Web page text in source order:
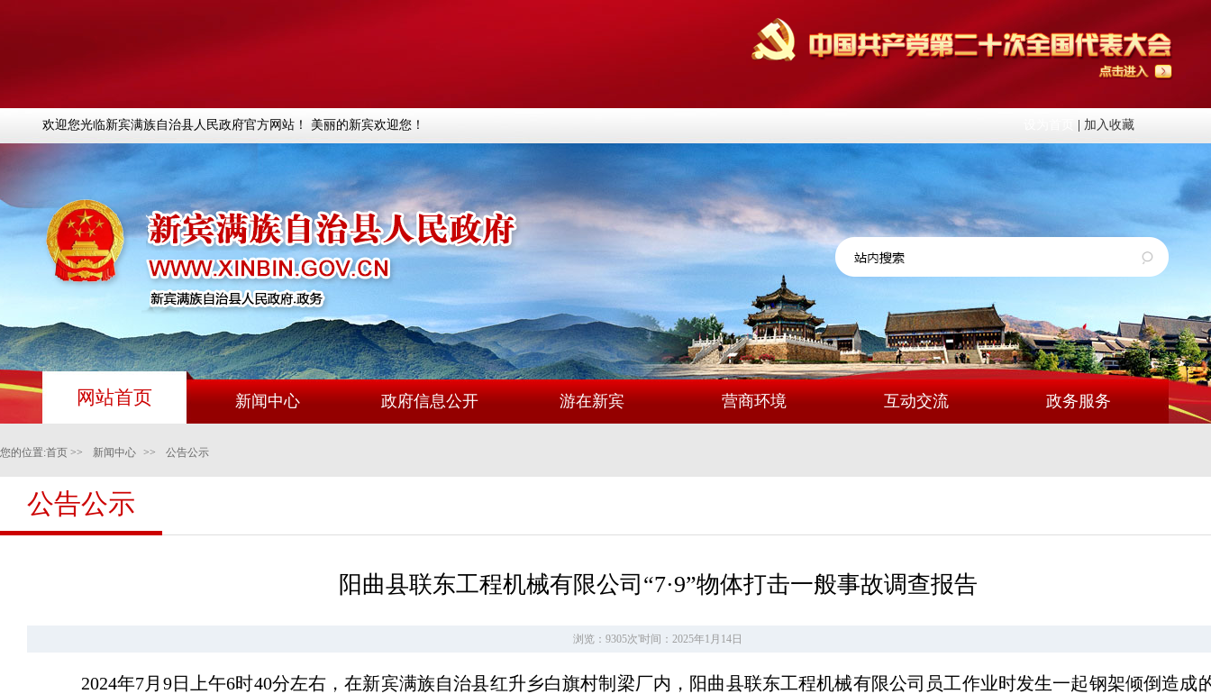
欢迎您光临新宾满族自治县人民政府官方网站！ 美丽的新宾欢迎您！ 加入收藏
网站首页 新闻中心 政府信息公开 游在新宾 营商环境 互动交流 政务服务
您的位置:首页 >> 新闻中心 >> 公告公示
公告公示
阳曲县联东工程机械有限公司“7·9”物体打击一般事故调查报告
浏览：9305次'时间：2025年1月14日
2024年7月9日上午6时40分左右，在新宾满族自治县红升乡白旗村制梁厂内，阳曲县联东工程机械有限公司员工作业时发生一起钢架倾倒造成